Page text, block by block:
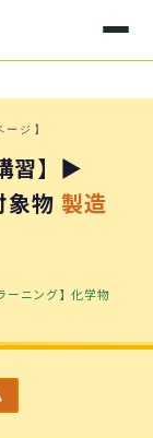
ジ】
習】▶
象物 製造
ーニング】化学物